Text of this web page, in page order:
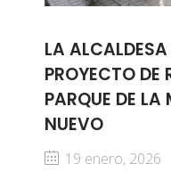
LA ALCALDESA
PROYECTO DE
PARQUE DE LA
NUEVO
19 enero, 2026